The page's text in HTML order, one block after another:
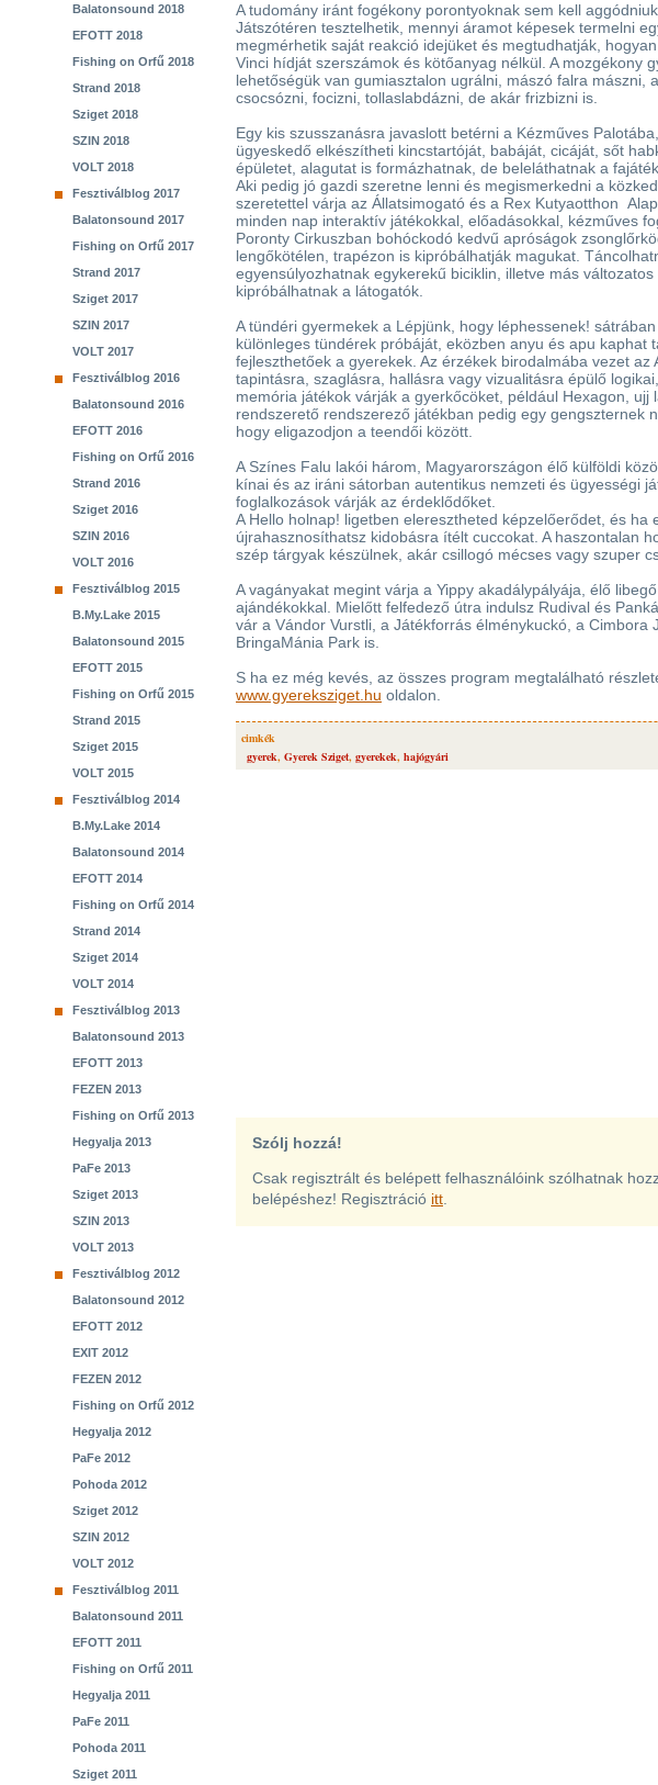
Balatonsound 2018
EFOTT 2018
Fishing on Orfű 2018
Strand 2018
Sziget 2018
SZIN 2018
VOLT 2018
Fesztiválblog 2017
Balatonsound 2017
Fishing on Orfű 2017
Strand 2017
Sziget 2017
SZIN 2017
VOLT 2017
Fesztiválblog 2016
Balatonsound 2016
EFOTT 2016
Fishing on Orfű 2016
Strand 2016
Sziget 2016
SZIN 2016
VOLT 2016
Fesztiválblog 2015
B.My.Lake 2015
Balatonsound 2015
EFOTT 2015
Fishing on Orfű 2015
Strand 2015
Sziget 2015
VOLT 2015
Fesztiválblog 2014
B.My.Lake 2014
Balatonsound 2014
EFOTT 2014
Fishing on Orfű 2014
Strand 2014
Sziget 2014
VOLT 2014
Fesztiválblog 2013
Balatonsound 2013
EFOTT 2013
FEZEN 2013
Fishing on Orfű 2013
Hegyalja 2013
PaFe 2013
Sziget 2013
SZIN 2013
VOLT 2013
Fesztiválblog 2012
Balatonsound 2012
EFOTT 2012
EXIT 2012
FEZEN 2012
Fishing on Orfű 2012
Hegyalja 2012
PaFe 2012
Pohoda 2012
Sziget 2012
SZIN 2012
VOLT 2012
Fesztiválblog 2011
Balatonsound 2011
EFOTT 2011
Fishing on Orfű 2011
Hegyalja 2011
PaFe 2011
Pohoda 2011
Sziget 2011
A tudomány iránt fogékony porontyoknak sem kell
Játszótéren tesztelhetik, mennyi áramot képesek termelni
megmérhetik saját reakció idejüket és megtudhatják,
Vinci hídját szerszámok és kötőanyag nélkül. A mozgékony
lehetőségük van gumiasztalon ugrálni, mászó falra mászni,
csocsózni, focizni, tollaslabdázni, de akár frizbizni is.
Egy kis szusszanásra javaslott betérni a Kézműves
ügyeskedő elkészítheti kincstartóját, babáját, cicáját, sőt
épületet, alagutat is formázhatnak, de beleláthatnak a
Aki pedig jó gazdi szeretne lenni és megismerkedni a
szeretettel várja az Állatsimogató és a Rex Kutyaotthon
minden nap interaktív játékokkal, előadásokkal, kézműves
Poronty Cirkuszban bohóckodó kedvű apróságok
lengőkötélen, trapézon is kipróbálhatják magukat.
egyensúlyozhatnak egykerekű biciklin, illetve más
kipróbálhatnak a látogatók.
A tündéri gyermekek a Lépjünk, hogy léphessenek!
különleges tündérek próbáját, eközben anyu és apu kaphat
fejleszthetőek a gyerekek. Az érzékek birodalmába vezet az
tapintásra, szaglásra, hallásra vagy vizualitásra épülő
memória játékok várják a gyerkőcöket, például Hexagon, ujj
rendszerető rendszerező játékban pedig egy gengszternek
hogy eligazodjon a teendői között.
A Színes Falu lakói három, Magyarországon élő külföldi
kínai és az iráni sátorban autentikus nemzeti és ügyességi
foglalkozások várják az érdeklődőket.
A Hello holnap! ligetben eleresztheted képzelőerődet, és ha
újrahasznosíthatsz kidobásra ítélt cuccokat. A haszontalan
szép tárgyak készülnek, akár csillogó mécses vagy szuper
A vagányakat megint várja a Yippy akadálypályája, élő
ajándékokkal. Mielőtt felfedező útra indulsz Rudival és
vár a Vándor Vurstli, a Játékforrás élménykuckó, a Cimbora
BringaMánia Park is.
S ha ez még kevés, az összes program megtalálható
www.gyereksziget.hu oldalon.
cimkék
gyerek, Gyerek Sziget, gyerekek, hajógyári
Szólj hozzá!
Csak regisztrált és belépett felhasználóink szólhatnak
belépéshez! Regisztráció itt